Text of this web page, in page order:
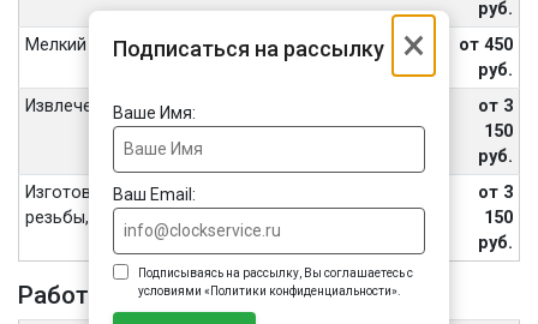
×
Подписаться на рассылку
Ваше Имя:
Ваш Email:
Подписываясь на рассылку, Вы соглашаетесь с
условиями «Политики конфиденциальности».
руб.
Мелкий ремонт
от 450
руб.
Извлечение обломанных винтов, шпилек
от 3
150
руб.
Изготовление винтов, футора, восстановление
резьбы, внутренних частей переводной головы
от 3
150
руб.
Работа с ремешком или браслетом